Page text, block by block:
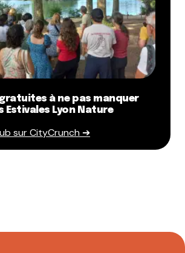
à ne pas manquer
Estivales Lyon Nature
sur CityCrunch ➔